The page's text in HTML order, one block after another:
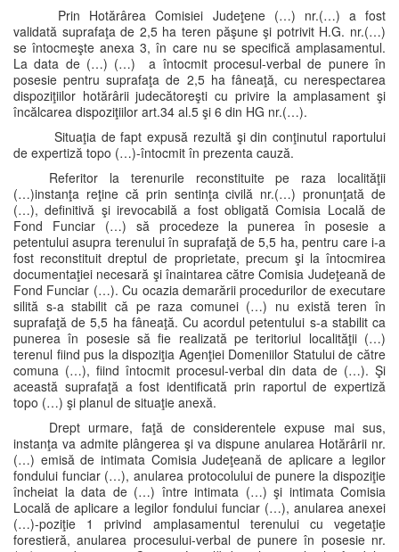
Prin Hotărârea Comisiei Judeţene (…) nr.(…) a fost
validată suprafaţa de 2,5 ha teren păşune şi potrivit H.G. nr.(…)
se întocmeşte anexa 3, în care nu se specifică amplasamentul.
La data de (…) (…) a întocmit procesul-verbal de punere în
posesie pentru suprafaţa de 2,5 ha fâneaţă, cu nerespectarea
dispoziţiilor hotărârii judecătoreşti cu privire la amplasament şi
încălcarea dispoziţiilor art.34 al.5 şi 6 din HG nr.(…).
Situaţia de fapt expusă rezultă şi din conţinutul raportului
de expertiză topo (…)-întocmit în prezenta cauză.
Referitor la terenurile reconstituite pe raza localităţii
(…)instanţa reţine că prin sentinţa civilă nr.(…) pronunţată de
(…), definitivă şi irevocabilă a fost obligată Comisia Locală de
Fond Funciar (…) să procedeze la punerea în posesie a
petentului asupra terenului în suprafaţă de 5,5 ha, pentru care i-a
fost reconstituit dreptul de proprietate, precum şi la întocmirea
documentaţiei necesară şi înaintarea către Comisia Judeţeană de
Fond Funciar (…). Cu ocazia demarării procedurilor de executare
silită s-a stabilit că pe raza comunei (…) nu există teren în
suprafaţă de 5,5 ha fâneaţă. Cu acordul petentului s-a stabilit ca
punerea în posesie să fie realizată pe teritoriul localităţii (…)
terenul fiind pus la dispoziţia Agenţiei Domeniilor Statului de către
comuna (…), fiind întocmit procesul-verbal din data de (…). Şi
această suprafaţă a fost identificată prin raportul de expertiză
topo (…) şi planul de situaţie anexă.
Drept urmare, faţă de considerentele expuse mai sus,
instanţa va admite plângerea şi va dispune anularea Hotărârii nr.
(…) emisă de intimata Comisia Judeţeană de aplicare a legilor
fondului funciar (…), anularea protocolului de punere la dispoziţie
încheiat la data de (…) între intimata (…) şi intimata Comisia
Locală de aplicare a legilor fondului funciar (…), anularea anexei
(…)-poziţie 1 privind amplasamentul terenului cu vegetaţie
forestieră, anularea procesului-verbal de punere în posesie nr.